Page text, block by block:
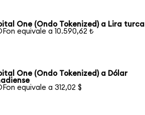
One (Ondo Tokenized) a Lira turca
equivale a 10.590,62 ₺
One (Ondo Tokenized) a Dólar
equivale a 312,02 $